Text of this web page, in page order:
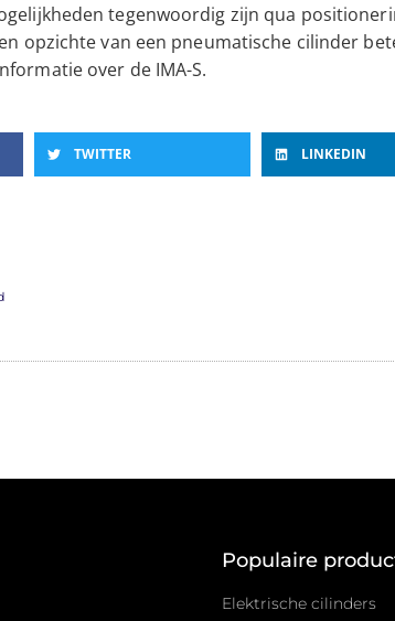
tegenwoordig zijn qua
opzichte van een pneumatische cilinder
over de IMA-S.
TWITTER LINKEDIN
Populaire
Elektrische cilinders